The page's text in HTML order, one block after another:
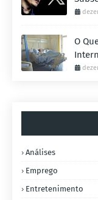
O
Análises
Emprego
Entretenimento